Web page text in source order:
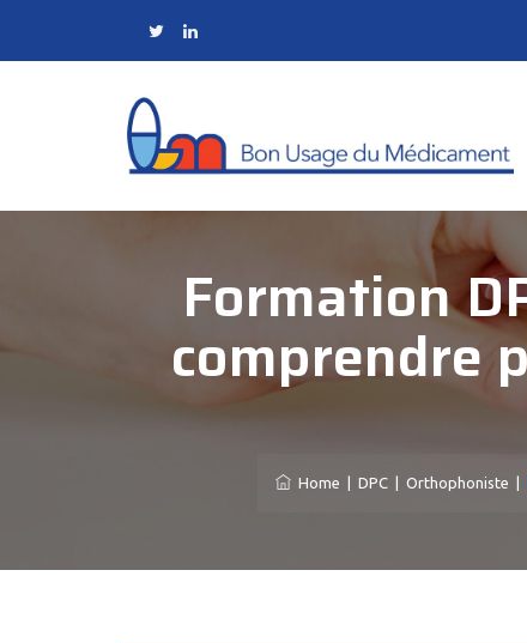
Formation
comprendre
Home DPC Orthophoniste